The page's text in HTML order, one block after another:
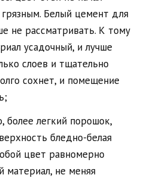
Белый цемент для
не рассматривать. К тому
усадочный, и лучше
слоев и тщательно
сохнет, и помещение
более легкий порошок,
бледно-белая
цвет равномерно
материал, не меняя